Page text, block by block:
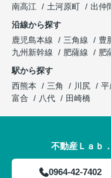
南高江
土河原町 出仲
沿線から探す
鹿児島本線
三角線 豊
九州新幹線
肥薩線
肥
駅から探す
西熊本
三角 川尻 平
富合
八代 田崎橋
不動産Ｌａｂ
0964-42-7402